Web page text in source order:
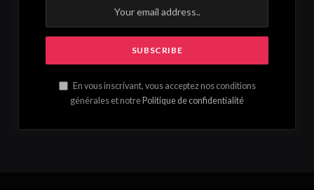
En vous inscrivant, vous acceptez nos conditions
générales et notre Politique de confidentialité